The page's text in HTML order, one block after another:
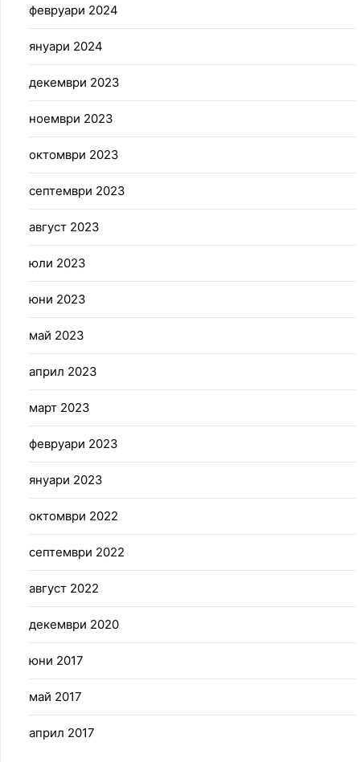
февруари 2024
януари 2024
декември 2023
ноември 2023
октомври 2023
септември 2023
август 2023
юли 2023
юни 2023
май 2023
април 2023
март 2023
февруари 2023
януари 2023
октомври 2022
септември 2022
август 2022
декември 2020
юни 2017
май 2017
април 2017